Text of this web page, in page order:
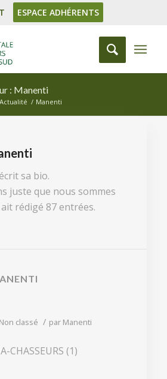
ESPACE ADHÉRENTS
: Manenti
Actualité / Manenti
sa bio.
juste que nous sommes
ait rédigé 87 entrées.
Non classé / par Manenti
CHASSEURS (1)